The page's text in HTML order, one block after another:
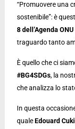
“Promuovere una
sostenibile”: è
8 dell’Agenda
traguardo tanto
È quello che ci
#BG4SDGs, la
che analizza lo
In questa
qualeEdouard